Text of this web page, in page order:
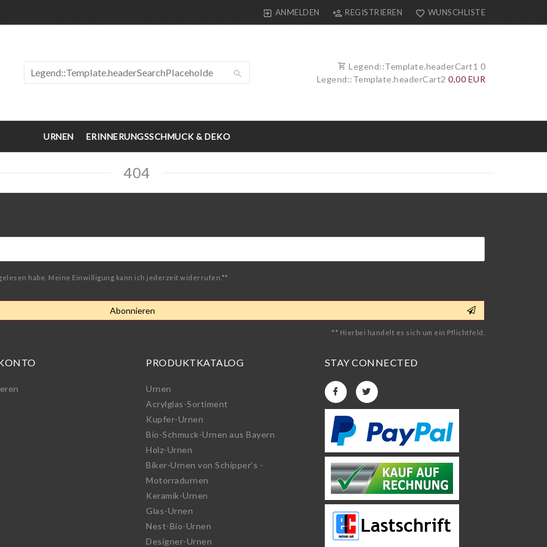
ANMELDEN REGISTRIEREN WUNSCHLISTE
Legend::Template.headerCart1 0
Legend::Template.headerCart2 0,00 EUR
URNEN ERINNERUNGSSCHMUCK & DEKO
404
habe. Meine Einwilligung kann ich jederzeit widerrufen.**
Abonnieren
** Hierbei handelt es sich um ein Pflichtfeld.
PRODUKTKATALOG
Urnen
Acrylglas-Sortiment
Kupfer-Urnen
Bio-Schmuck-Urnen aus Bayern
Holz-Urnen
Biker-Urnen von Schipper's -
Motorradurnen
Keramik-Urnen
Glas-Urnen
Nest-Bio-Urnen
Designer-Urnen
STAY CONNECTED